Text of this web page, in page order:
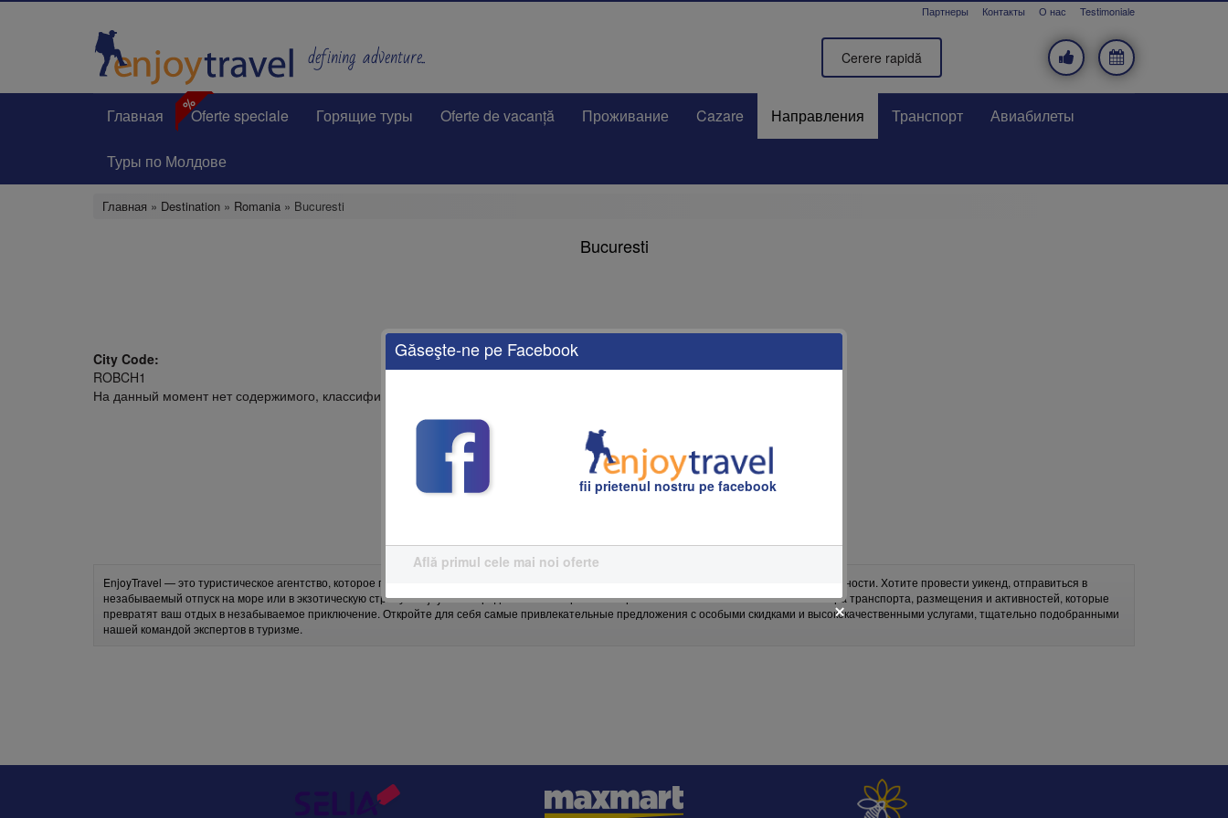
Testimoniale
О нас
Контакты
Партнеры
defining adventure.. Cerere rapidă
Главная
%
Oferte speciale Горящие туры Oferte de vacanță Проживание Cazare Направления Транспорт Авиабилеты
Туры по Молдове
Главная » Destination » Romania » Bucuresti
Bucuresti
City Code:
ROBCH1
На данный момент нет содержимого, классифицированного этим термином.
EnjoyTravel — это туристическое агентство, которое предлагает лучшие предложения для вашего отдыха, адаптированные под ваши потребности. Хотите провести уикенд, отправиться в
незабываемый отпуск на море или в экзотическую страну? EnjoyTravel предоставляет персонализированные пакеты с возможностью выбора транспорта, размещения и активностей, которые
превратят ваш отдых в незабываемое приключение. Откройте для себя самые привлекательные предложения с особыми скидками и высококачественными услугами, тщательно подобранными
нашей командой экспертов в туризме.
Găseşte-ne pe Facebook
fii prietenul nostru pe facebook
Află primul cele mai noi oferte